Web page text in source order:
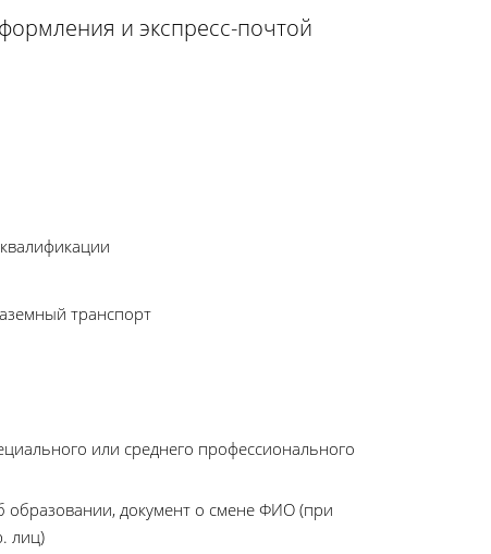
и экспресс-почтой
транспорт
или среднего профессионального
документ о смене ФИО (при
лиц)